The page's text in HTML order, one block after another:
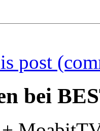
post
bei